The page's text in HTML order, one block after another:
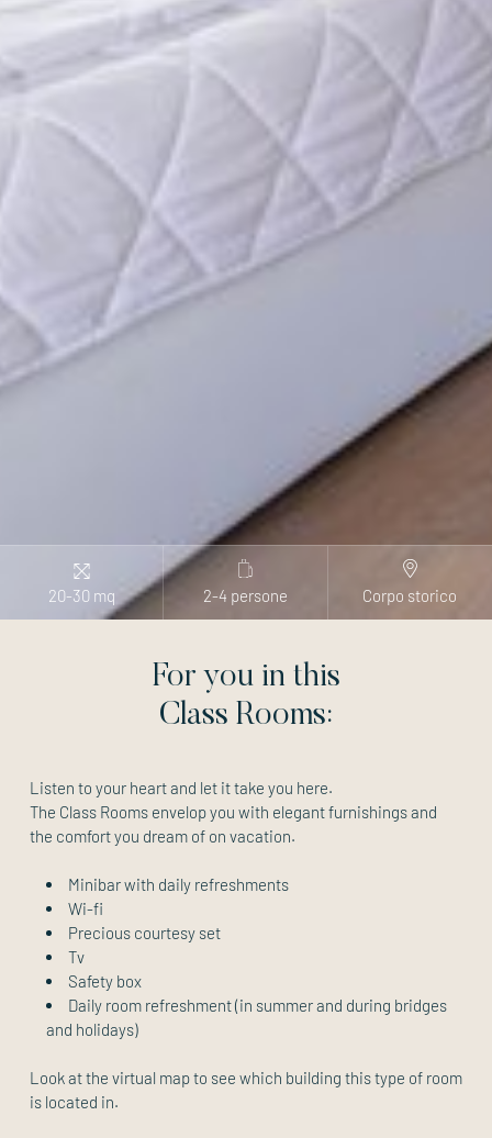
20-30 mq 2-4 persone Corpo storico
For you in this
Class Rooms:
Listen to your heart and let it take you here.
The Class Rooms envelop you with elegant furnishings and
the comfort you dream of on vacation.
Minibar with daily refreshments
Wi-fi
Precious courtesy set
Tv
Safety box
Daily room refreshment (in summer and during bridges
and holidays)
Look at the virtual map to see which building this type of room
is located in.